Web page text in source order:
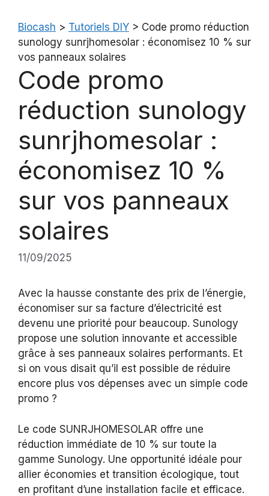
Biocash > Tutoriels DIY > Code promo réduction
sunology sunrjhomesolar : économisez 10 % sur
vos panneaux solaires
Code promo
réduction sunology
sunrjhomesolar :
économisez 10 %
sur vos panneaux
solaires
11/09/2025
Avec la hausse constante des prix de l’énergie,
économiser sur sa facture d’électricité est
devenu une priorité pour beaucoup. Sunology
propose une solution innovante et accessible
grâce à ses panneaux solaires performants. Et
si on vous disait qu’il est possible de réduire
encore plus vos dépenses avec un simple code
promo ?
Le code SUNRJHOMESOLAR offre une
réduction immédiate de 10 % sur toute la
gamme Sunology. Une opportunité idéale pour
allier économies et transition écologique, tout
en profitant d’une installation facile et efficace.